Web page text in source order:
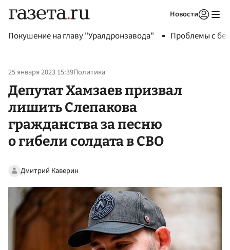
Новости
Покушение на главу "Уралдронзавода" Проблемы с
25 января 2023 15:39Политика
Депутат Хамзаев призвал
лишить Слепакова
гражданства за песню
о гибели солдата в СВО
Дмитрий Каверин